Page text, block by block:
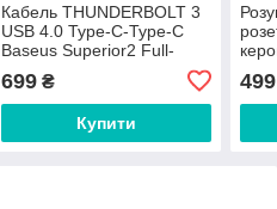
Кабель THUNDERBOLT 3
USB 4.0 Type-C-Type-C
Baseus Superior2 Full-
Function (40Gbps, 240W,
8K@60HZ, 1m). White
699₴
Купити
10A
499